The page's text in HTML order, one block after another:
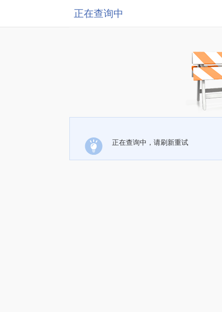
正在查询中
正在查询中，请刷新重试